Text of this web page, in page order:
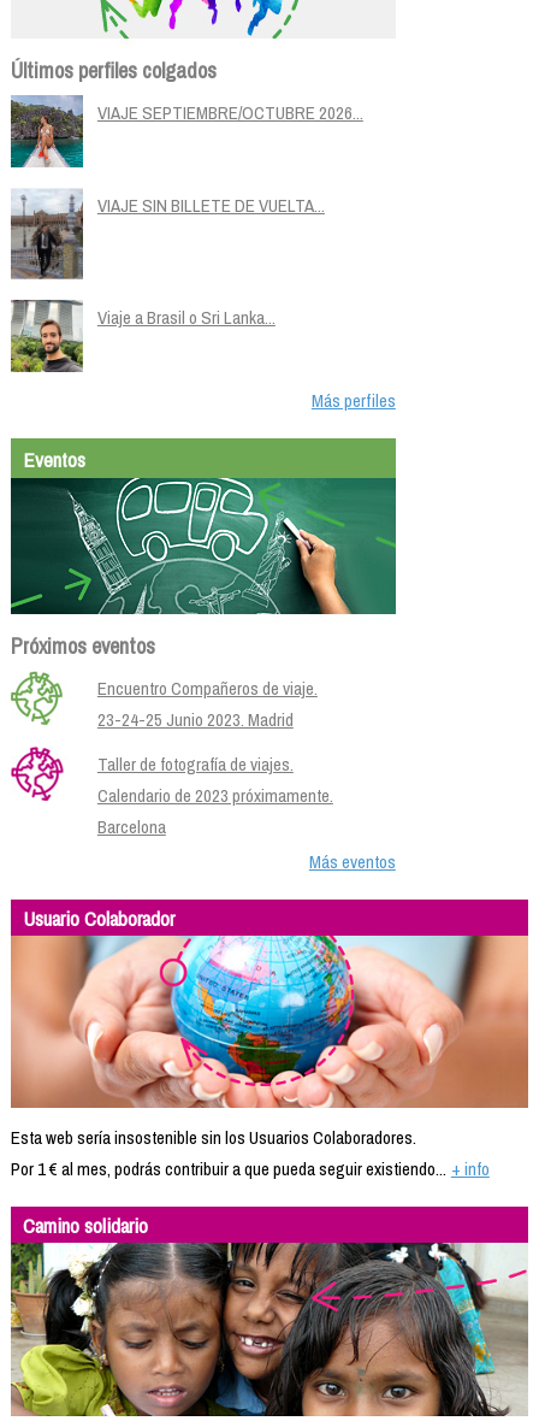
Últimos perfiles colgados
VIAJE SEPTIEMBRE/OCTUBRE 2026...
VIAJE SIN BILLETE DE VUELTA...
Viaje a Brasil o Sri Lanka...
Más perfiles
Eventos
Próximos eventos
Encuentro Compañeros de viaje.
23-24-25 Junio 2023. Madrid
Taller de fotografía de viajes.
Calendario de 2023 próximamente.
Barcelona
Más eventos
Usuario Colaborador
Esta web sería insostenible sin los Usuarios Colaboradores.
Por 1 € al mes, podrás contribuir a que pueda seguir existiendo... + info
Camino solidario